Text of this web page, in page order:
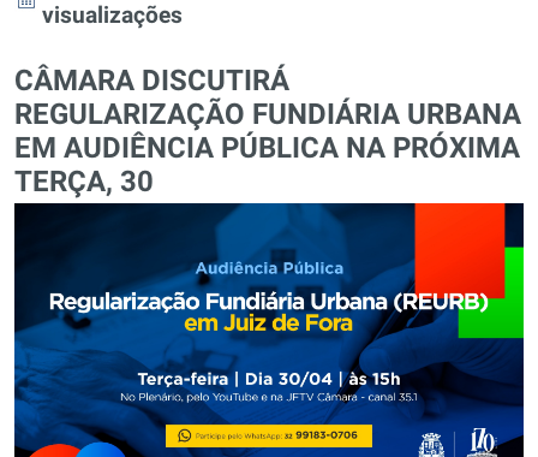
visualizações
CÂMARA DISCUTIRÁ
REGULARIZAÇÃO FUNDIÁRIA URBANA
EM AUDIÊNCIA PÚBLICA NA PRÓXIMA
TERÇA, 30